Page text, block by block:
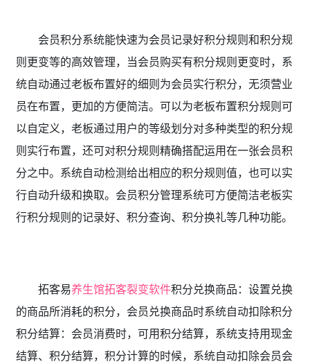
会员积分系统能快速为会员记录好积分规则和积分规
则更变等的高效管理，当会员购买有积分规则更变时，系
统自动通过老板布置好的细则为会员实行积分，无须营业
员在布置，更加的方便简洁。可以为老板布置积分规则可
以自定义，老板通过用户的等级划分对多种类型的积分规
则实行布置，还可对积分规则精确搭配运用在一张会员积
分之中。系统自动检测给出相应的积分规则值，也可以实
行自动升级和换取。会员积分管理系统可方便简洁老板实
行积分规则的记录好、积分查询、积分换礼等几种功能。
拓客易养生馆拓客裂变软件积分兑换商品：设置兑换
的商品所消耗的积分，会员兑换商品时系统自动扣除积分
积分结算：会员消费时，可用积分结算，系统支持用现金
结算、积分结算，积分计算的时候，系统自动扣除会员会